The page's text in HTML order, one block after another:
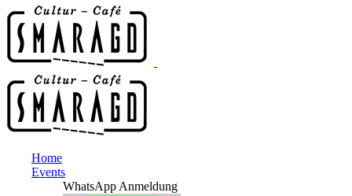
Home
Events
WhatsApp Anmeldung